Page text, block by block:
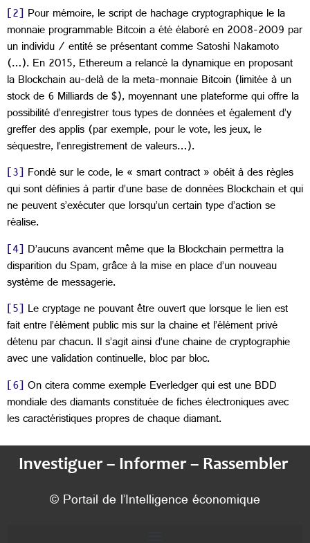
[2] Pour mémoire, le script de hachage cryptographique le la
monnaie programmable Bitcoin a été élaboré en 2008-2009 par
un individu / entité se présentant comme Satoshi Nakamoto
(…). En 2015, Ethereum a relancé la dynamique en proposant
la Blockchain au-delà de la meta-monnaie Bitcoin (limitée à un
stock de 6 Milliards de $), moyennant une plateforme qui offre la
possibilité d’enregistrer tous types de données et également d’y
greffer des applis (par exemple, pour le vote, les jeux, le
séquestre, l’enregistrement de valeurs…).
[3] Fondé sur le code, le « smart contract » obéit à des règles
qui sont définies à partir d’une base de données Blockchain et qui
ne peuvent s’exécuter que lorsqu’un certain type d’action se
réalise.
[4] D’aucuns avancent même que la Blockchain permettra la
disparition du Spam, grâce à la mise en place d’un nouveau
système de messagerie.
[5] Le cryptage ne pouvant être ouvert que lorsque le lien est
fait entre l’élément public mis sur la chaine et l’élément privé
détenu par chacun. Il s’agit ainsi d’une chaine de cryptographie
avec une validation continuelle, bloc par bloc.
[6]On citera comme exemple Everledger qui est une BDD
mondiale des diamants constituée de fiches électroniques avec
les caractéristiques propres de chaque diamant.
Investiguer – Informer – Rassembler
© Portail de l’Intelligence économique